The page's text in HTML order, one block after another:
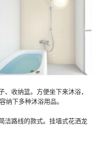
收纳篮。方便坐下来沐浴，
纳下多种沐浴用品。
洁路线的款式。挂墙式花洒龙